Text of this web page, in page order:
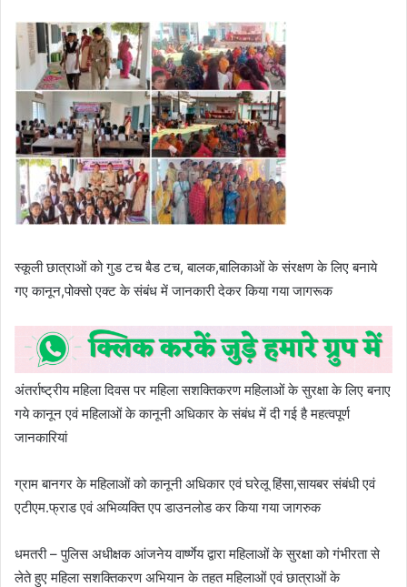
स्कूली छात्राओं को गुड टच बैड टच, बालक,बालिकाओं के संरक्षण के लिए बनाये
गए कानून,पोक्सो एक्ट के संबंध में जानकारी देकर किया गया जागरूक
अंतर्राष्ट्रीय महिला दिवस पर महिला सशक्तिकरण महिलाओं के सुरक्षा के लिए बनाए
गये कानून एवं महिलाओं के कानूनी अधिकार के संबंध में दी गई है महत्वपूर्ण
जानकारियां
ग्राम बानगर के महिलाओं को कानूनी अधिकार एवं घरेलू हिंसा,सायबर संबंधी एवं
एटीएम.फ्राड एवं अभिव्यक्ति एप डाउनलोड कर किया गया जागरुक
धमतरी – पुलिस अधीक्षक आंजनेय वार्ष्णेय द्वारा महिलाओं के सुरक्षा को गंभीरता से
लेते हुए महिला सशक्तिकरण अभियान के तहत महिलाओं एवं छात्राओं के